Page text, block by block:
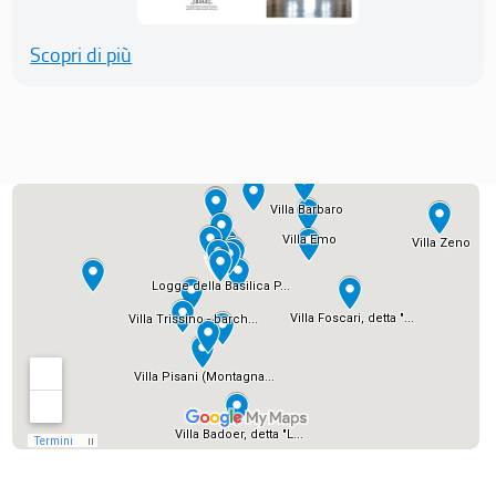
Scopri di più